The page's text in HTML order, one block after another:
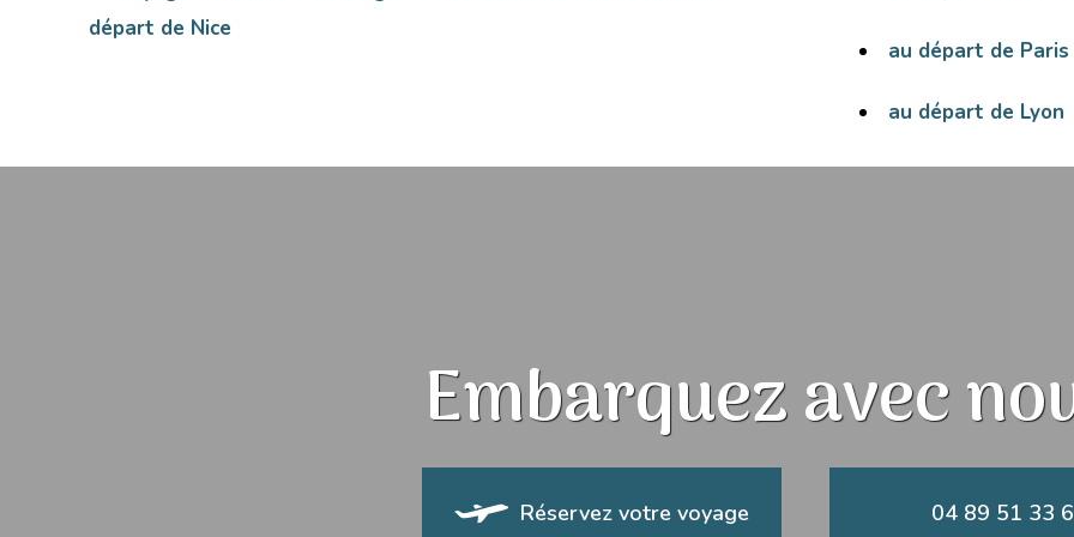
départ de Nice
au départ de Paris
au départ de Lyon
Embarquez avec
Réservez votre voyage 04 89 51 33